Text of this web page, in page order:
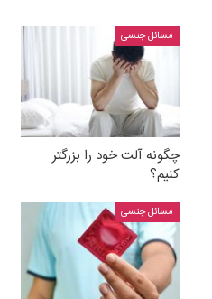
مسائل جنسی
چگونه آلت خود را بزرگتر
کنیم؟
مسائل جنسی